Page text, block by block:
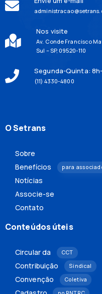
Nos visite
Av. Conde Francisco
Sul – SP, 09520-110
Segunda-Quinta:
(11) 4330-4800
O Setrans
Sobre
Benefícios
para
Notícias
Associe-se
Contato
Conteúdos úteis
Circular da CCT
Contribuição Sindical
Convenção Coletiva